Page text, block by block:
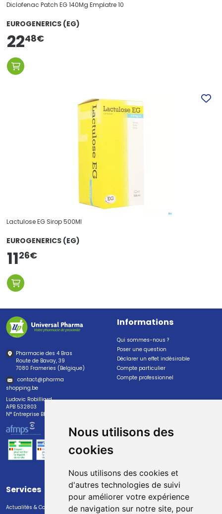
Nous utilisons des
cookies
Nous utilisons des cookies et
d'autres technologies de suivi
pour améliorer votre expérience
de navigation sur notre site, pour
Diclofenac Patch EG 140Mg Emplatre 10
EUROGENERICS (EG)
2248€
Lactulose EG Sirop 500Ml
EUROGENERICS (EG)
1126€
Pharmacie des 4 Bras
Route de Bavay, 39
7080 Frameries (Belgique)
contact@pharma
shopping.be
Ludovic Robilliard
APB 532803
N° Entreprise BE0447.382.113
Informations
Qui sommes-nous ?
Poser une question
Déclarer un effet indésirable
Compte particulier
Compte professionnel
Services
Actualités & Conseils
Paiement
Paiement sécurisé